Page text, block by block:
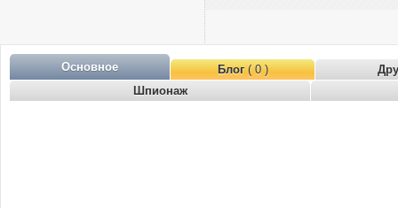
Основное Блог( 0 )
Шпионаж